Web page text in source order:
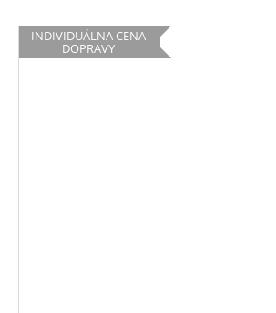
INDIVIDUÁLNA CENA
DOPRAVY